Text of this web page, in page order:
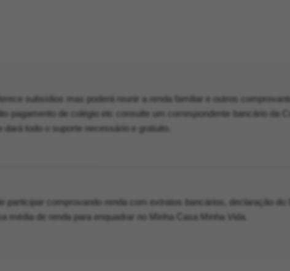
subsídios mas poderá reunir a renda familiar e outros
pagamento de colégio etc consulte um correspondente bancário da
dará todo o suporte necessário e gratuito.
participar comprovando renda com extratos bancários, declaração do
média de renda para enquadrar no Minha Casa Minha Vida.